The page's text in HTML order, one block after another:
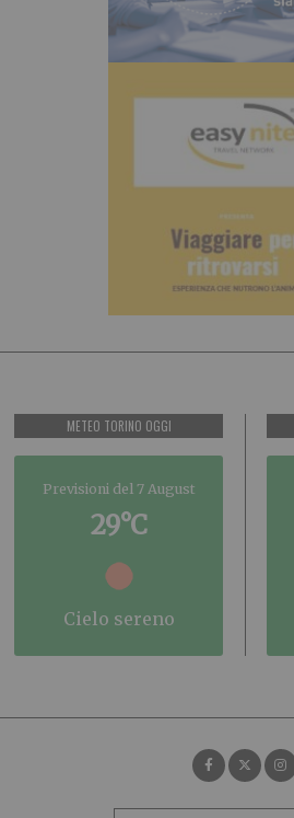
METEO TORINO OGGI
Previsioni del 7 August
29°C
cielo sereno